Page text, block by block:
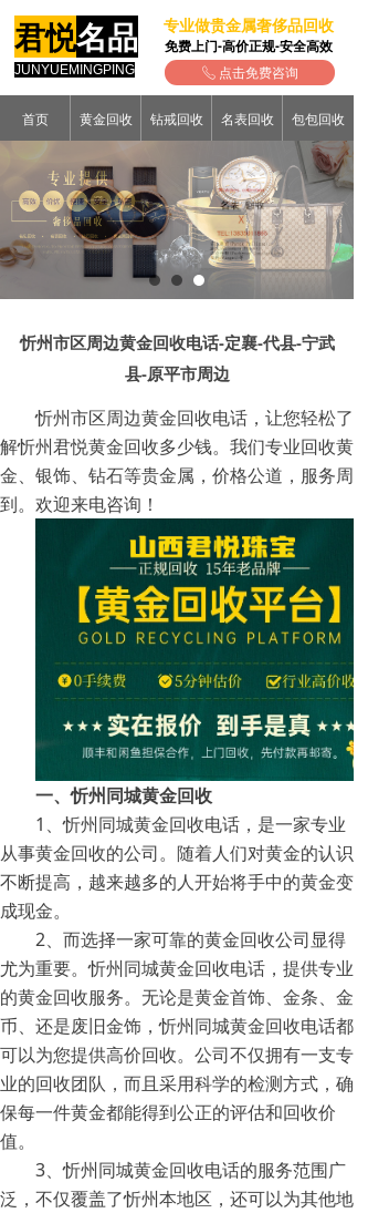
专业做贵金属奢侈品回收
免费上门-高价正规-安全高效
君悦名品
JUNYUEMINGPING ꂅ 点击免费咨询
首页 黄金回收 钻戒回收 名表回收 包包回收
忻州市区周边黄金回收电话-定襄-代县-宁武
县-原平市周边
忻州市区周边黄金回收电话，让您轻松了
解忻州君悦黄金回收多少钱。我们专业回收黄
金、银饰、钻石等贵金属，价格公道，服务周
到。欢迎来电咨询！
一、忻州同城黄金回收
1、忻州同城黄金回收电话，是一家专业
从事黄金回收的公司。随着人们对黄金的认识
不断提高，越来越多的人开始将手中的黄金变
成现金。
2、而选择一家可靠的黄金回收公司显得
尤为重要。忻州同城黄金回收电话，提供专业
的黄金回收服务。无论是黄金首饰、金条、金
币、还是废旧金饰，忻州同城黄金回收电话都
可以为您提供高价回收。公司不仅拥有一支专
业的回收团队，而且采用科学的检测方式，确
保每一件黄金都能得到公正的评估和回收价
值。
3、忻州同城黄金回收电话的服务范围广
泛，不仅覆盖了忻州本地区，还可以为其他地